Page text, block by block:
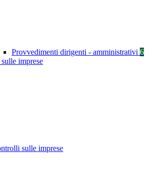
Provvedimenti dirigenti - amministrativi 6
imprese
sulle imprese